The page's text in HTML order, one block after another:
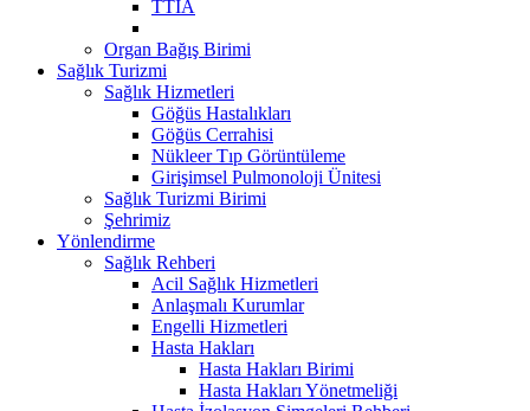
TTİA
Organ Bağış Birimi
Sağlık Turizmi
Sağlık Hizmetleri
Göğüs Hastalıkları
Göğüs Cerrahisi
Nükleer Tıp Görüntüleme
Girişimsel Pulmonoloji Ünitesi
Sağlık Turizmi Birimi
Şehrimiz
Yönlendirme
Sağlık Rehberi
Acil Sağlık Hizmetleri
Anlaşmalı Kurumlar
Engelli Hizmetleri
Hasta Hakları
Hasta Hakları Birimi
Hasta Hakları Yönetmeliği